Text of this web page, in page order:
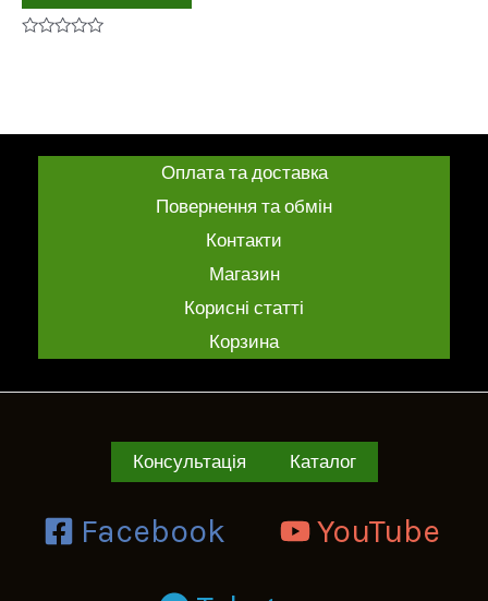
Оплата та доставка
Повернення та обмін
Контакти
Магазин
Корисні статті
Корзина
Консультація Каталог
Facebook
YouTube